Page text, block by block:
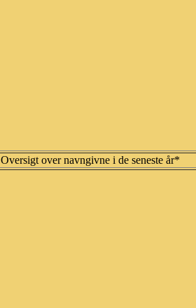
Oversigt over navngivne i de seneste år*